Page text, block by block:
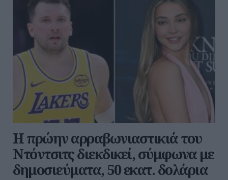
Η πρώην αρραβωνιαστικιά του
Ντόντσιτς διεκδικεί, σύμφωνα με
δημοσιεύματα, 50 εκατ. δολάρια